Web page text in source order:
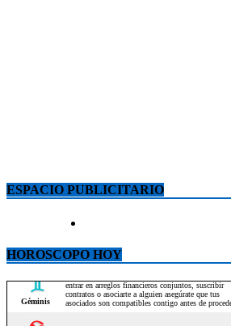
ESPACIO PUBLICITARIO
HOROSCOPO HOY